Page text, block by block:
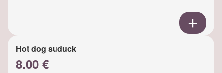
Hot dog suduck
8.00 €